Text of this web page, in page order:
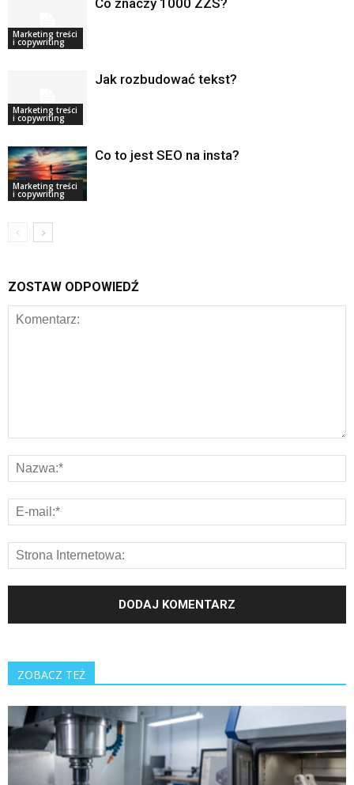
Marketing treści
i copywriting
Co znaczy 1000 ZZS?
Marketing treści
i copywriting
Jak rozbudować tekst?
Marketing treści
i copywriting
Co to jest SEO na insta?
ZOSTAW ODPOWIEDŹ
ZOBACZ TEŻ